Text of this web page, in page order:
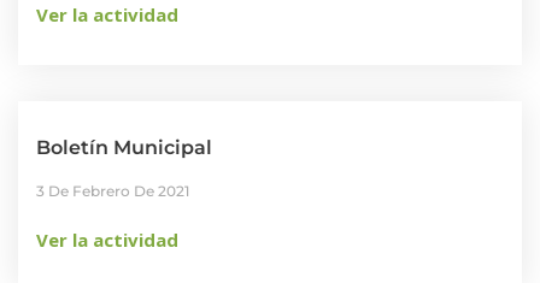
Ver la actividad
Boletín Municipal
3 De Febrero De 2021
Ver la actividad